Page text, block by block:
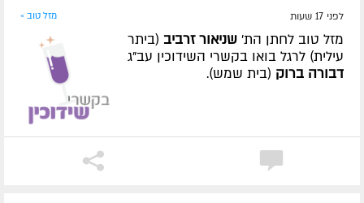
לפני 17 שעות מזל טוב »
מזל טוב לחתן הת' שניאור זרביב (ביתר
עילית) לרגל בואו בקשרי השידוכין עב"ג
דבורה ברוק (בית שמש).